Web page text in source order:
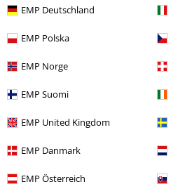
EMP Deutschland
EMP Polska
EMP Norge
EMP Suomi
EMP United Kingdom
EMP Danmark
EMP Österreich
Kč 1.309,00
More categories. More options.